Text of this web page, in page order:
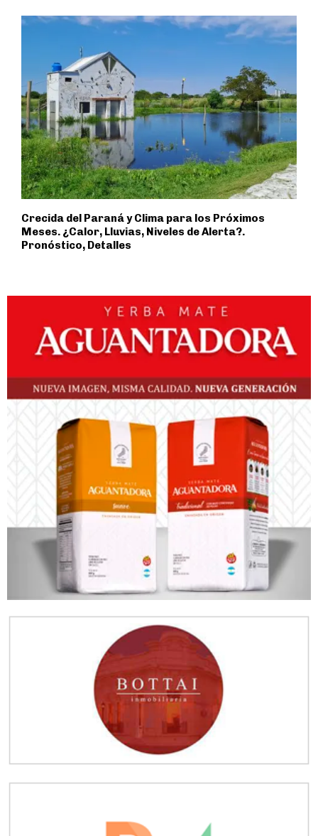
Crecida del Paraná y Clima para los Próximos
Meses. ¿Calor, Lluvias, Niveles de Alerta?.
Pronóstico, Detalles